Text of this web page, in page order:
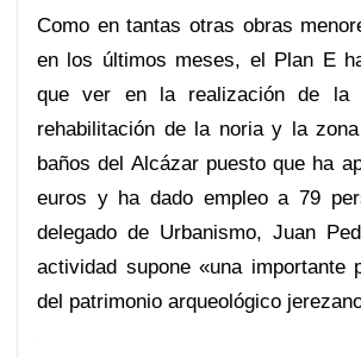
Como en tantas otras obras
en los últimos meses, el Plan E
que ver en la realización de la
rehabilitación de la noria y la
baños del Alcázar puesto que ha
euros y ha dado empleo a 79
delegado de Urbanismo, Juan
actividad supone «una importante
del patrimonio arqueológico
.